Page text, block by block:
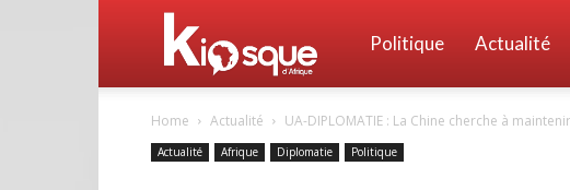
Kiosque
d'Afrique
Politique Actualité
Home Actualité UA-DIPLOMATIE : La Chine cherche à
Actualité Afrique Diplomatie Politique